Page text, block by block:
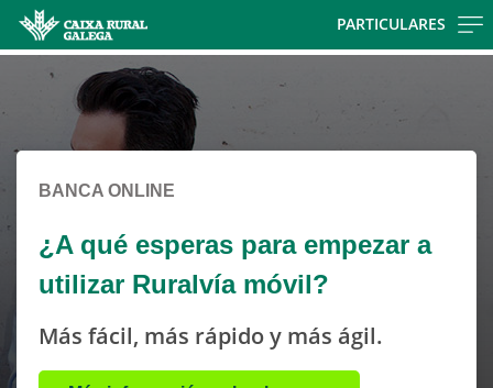
PARTICULARES
Cargando contenido, por favor espere...
Cargando contenido, por favor espere...
BANCA ONLINE
¿A qué esperas para empezar a
utilizar Ruralvía móvil?
Más fácil, más rápido y más ágil.